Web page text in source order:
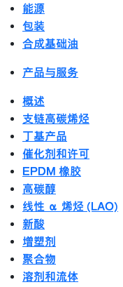
能源
包装
合成基础油
产品与服务
概述
支链高碳烯烃
丁基产品
催化剂和许可
EPDM 橡胶
高碳醇
线性 α 烯烃 (LAO)
新酸
增塑剂
聚合物
溶剂和流体